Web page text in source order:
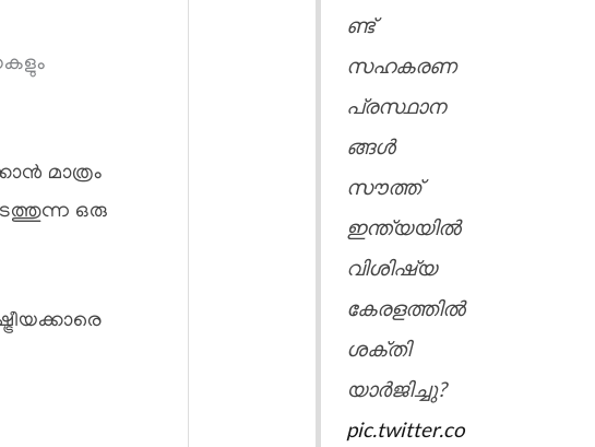
മാത്രം
ഒരു
ണ്ട്
സഹകരണ
പ്രസ്ഥാന
ങ്ങൾ
സൗത്ത്
ഇന്ത്യയിൽ
വിശിഷ്യ
കേരളത്തിൽ
ശക്തി
യാർജിച്ചു?
pic.twitter.co